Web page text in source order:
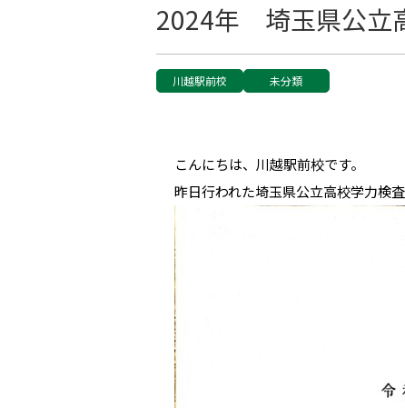
2024年 埼玉県公立
川越駅前校 未分類
こんにちは、川越駅前校です。
昨日行われた埼玉県公立高校学力検